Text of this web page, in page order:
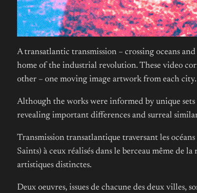
A transatlantic transmission – crossing oceans
home of the industrial revolution. These video
other – one moving image artwork from each city.
Although the works were informed by unique
revealing important differences and surreal
Transmission transatlantique traversant les
Saints) à ceux réalisés dans le berceau même de
artistiques distinctes.
Deux oeuvres, issues de chacune des deux villes,